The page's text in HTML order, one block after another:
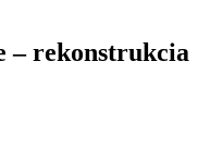
– rekonstrukcia